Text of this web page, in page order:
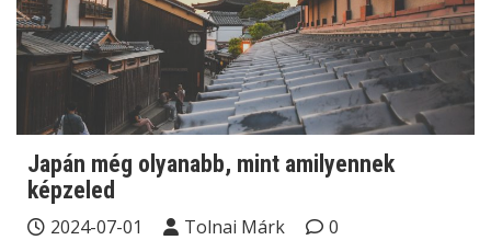
Japán még olyanabb, mint amilyennek
képzeled
2024-07-01 Tolnai Márk
0